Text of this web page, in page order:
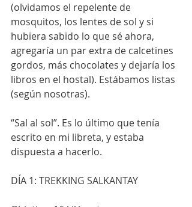
(olvidamos el repelente de
mosquitos, los lentes de sol y si
hubiera sabido lo que sé ahora,
agregaría un par extra de calcetines
gordos, más chocolates y dejaría los
libros en el hostal). Estábamos listas
(según nosotras).
“Sal al sol”. Es lo último que tenía
escrito en mi libreta, y estaba
dispuesta a hacerlo.
DÍA 1: TREKKING SALKANTAY